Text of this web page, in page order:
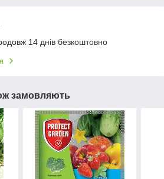
14 днів безкоштовно
замовляють